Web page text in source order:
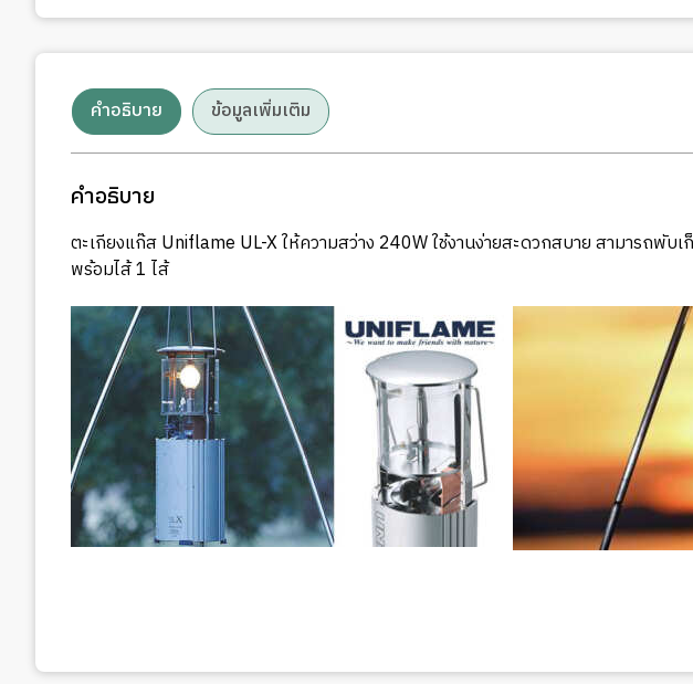
คำอธิบาย ข้อมูลเพิ่มเติม
คำอธิบาย
ตะเกียงแก๊ส Uniflame UL-X ให้ความสว่าง 240W ใช้งานง่ายสะดวกสบาย สามารถพับ
พร้อมไส้ 1 ไส้